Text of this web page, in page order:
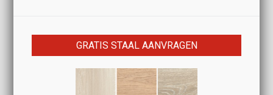
GRATIS STAAL AANVRAGEN